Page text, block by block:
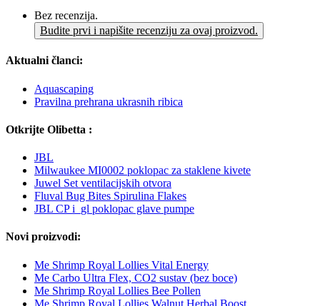
Bez recenzija.
Budite prvi i napišite recenziju za ovaj proizvod.
Aktualni članci:
Aquascaping
Pravilna prehrana ukrasnih ribica
Otkrijte Olibetta :
JBL
Milwaukee MI0002 poklopac za staklene kivete
Juwel Set ventilacijskih otvora
Fluval Bug Bites Spirulina Flakes
JBL CP i_gl poklopac glave pumpe
Novi proizvodi:
Me Shrimp Royal Lollies Vital Energy
Me Carbo Ultra Flex, CO2 sustav (bez boce)
Me Shrimp Royal Lollies Bee Pollen
Me Shrimp Royal Lollies Walnut Herbal Boost